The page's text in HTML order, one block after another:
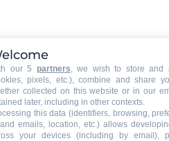
du Borne, 74450 Le Grand-
our 5 partners, we wish to store and
pixels, etc.), combine and share
collected on this website or in our
later, including in other contexts.
this data (identifiers, browsing,
and emails, location, etc.) allows
your devices (including by email),